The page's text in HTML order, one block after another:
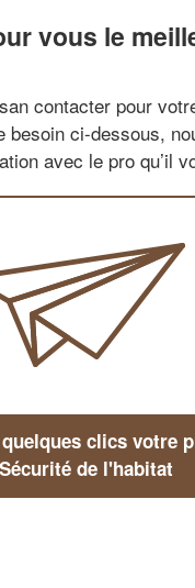
vous le
contacter pour
besoin ci-dessous,
avec le pro qu’il
clics votre
de l'habitat